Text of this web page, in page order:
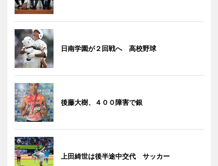
日南学園が２回戦へ 高校野球
後藤大樹、４００障害で銀
上田綺世は後半途中交代 サッカー